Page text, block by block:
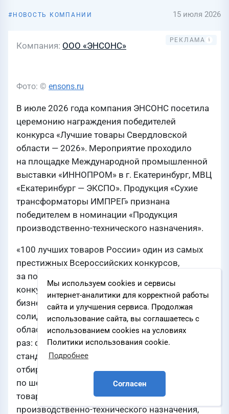
Мы используем cookies и сервисы
интернет-аналитики для корректной работы
сайта и улучшения сервиса. Продолжая
использование сайта, вы соглашаетесь с
использованием cookies на условиях
Политики использования cookie.
Подробнее
Согласен
НОВОСТЬ КОМПАНИИ 15 июля 2026
Компания ООО «ЭНСОНС»
Фото: © ensons.ru
В июле 2026 года компания ЭНСОНС посетила
церемонию награждения победителей
конкурса «Лучшие товары Свердловской
области — 2026». Мероприятие проходило
на площадке Международной промышленной
выставки «ИННОПРОМ» в г. Екатеринбург, МВЦ
«Екатеринбург — ЭКСПО». Продукция «Сухие
трансформаторы ИМПРЕГ» признана
победителем в номинации «Продукция
производственно-технического назначения».
«100 лучших товаров России» один из самых
престижных Всероссийских конкурсов,
за победу в котором традиционно
конкурируют представители уральского
бизнеса. В следующем году премия отметит
солидный юбилей — 30 лет. А в Свердловской
области региональный этап проходит в третий
раз: специалисты Уральского «Центра
стандартизации, метрологии и испытаний»
отбирают самых достойных претендентов
по шести номинациям — продовольственные
товары, промышленные товары, продукция
производственно-технического назначения,